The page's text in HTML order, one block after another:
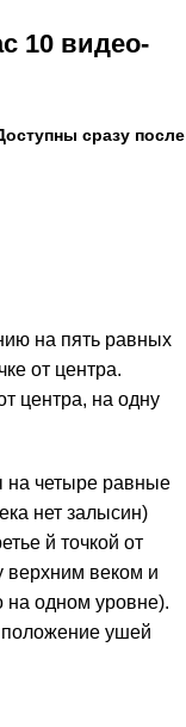
10 видео-
сразу после
на пять равных
от центра.
центра, на одну
на четыре равные
нет залысин)
й точкой от
верхним веком и
на одном уровне).
положение ушей